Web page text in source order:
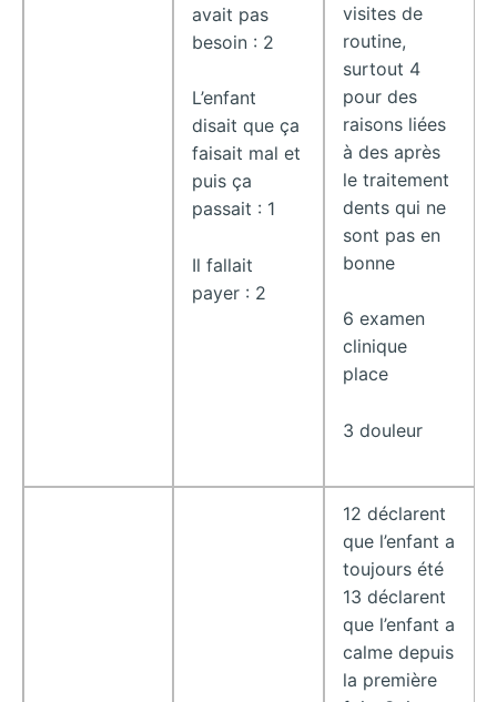
avait pas
besoin : 2
L’enfant
disait que ça
faisait mal et
puis ça
passait : 1
Il fallait
payer : 2
visites de
routine,
surtout 4
pour des
raisons liées
à des après
le traitement
dents qui ne
sont pas en
bonne
6 examen
clinique
place
3 douleur
12 déclarent
que l’enfant a
toujours été
13 déclarent
que l’enfant a
calme depuis
la première